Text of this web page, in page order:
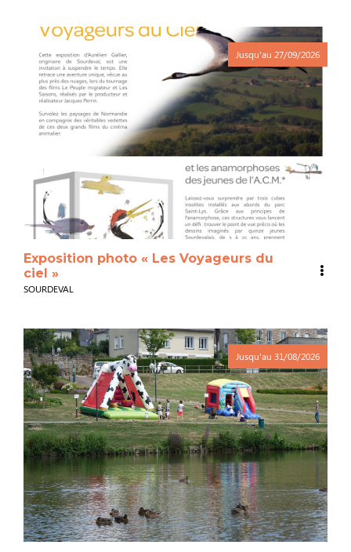
Jusqu'au 27/09/2026
Exposition photo « Les Voyageurs du
ciel »
SOURDEVAL
Jusqu'au 31/08/2026